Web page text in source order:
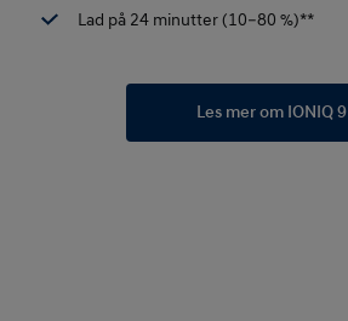
Lad på 24 minutter (10–80 %)**
Les mer om IONIQ 9